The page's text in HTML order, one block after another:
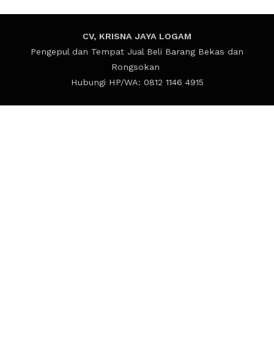
CV, KRISNA JAYA LOGAM
Pengepul dan Tempat Jual Beli Barang Bekas dan
Rongsokan
Hubungi HP/WA: 0812 1146 4915